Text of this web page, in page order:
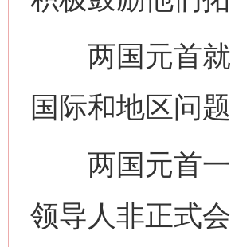
两国元首就
国际和地区问
两国元首一
领导人非正式